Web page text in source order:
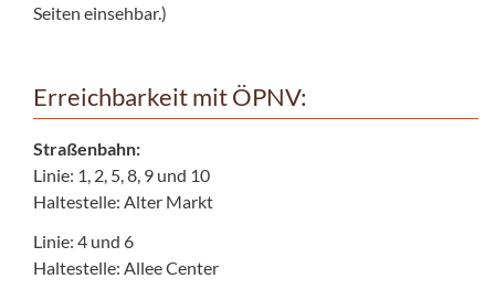
Seiten einsehbar.)
Erreichbarkeit mit ÖPNV:
Straßenbahn:
Linie: 1, 2, 5, 8, 9 und 10
Haltestelle: Alter Markt
Linie: 4 und 6
Haltestelle: Allee Center